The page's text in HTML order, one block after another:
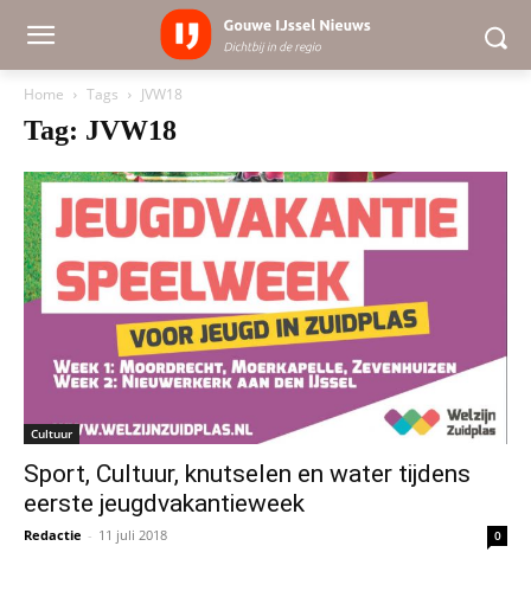
Home Tags JVW18
Tag: JVW18
Cultuur
Sport, Cultuur, knutselen en water tijdens
eerste jeugdvakantieweek
Redactie - 11 juli 2018 0